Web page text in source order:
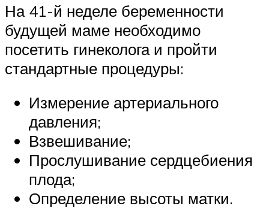
На 41-й неделе беременности
будущей маме необходимо
посетить гинеколога и пройти
стандартные процедуры:
Измерение артериального
давления;
Взвешивание;
Прослушивание сердцебиения
плода;
Определение высоты матки.